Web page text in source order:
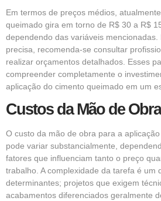
Em termos de preços médios,
queimado gira em torno de R$ 30 a R$
dependendo das variáveis
precisa, recomenda-se consultar
realizar orçamentos detalhados. Esses
compreender completamente o
aplicação do cimento queimado em um
Custos da Mão de Obra
O custo da mão de obra para a
pode variar substancialmente,
fatores que influenciam tanto o preço
trabalho. A complexidade da tarefa é um
determinantes; projetos que exigem
acabamentos diferenciados geralmente